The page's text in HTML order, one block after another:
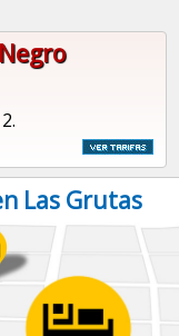
Las Grutas